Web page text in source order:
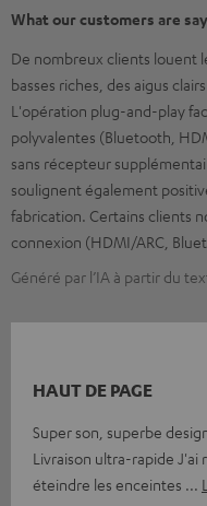
What our customers are
De nombreux clients louent
basses riches, des aigus
L'opération plug-and-play
polyvalentes (Bluetooth,
sans récepteur
soulignent également
fabrication. Certains clients
connexion (HDMI/ARC,
Généré par l’IA à partir du
HAUT DE PAGE
Super son, superbe
Livraison ultra-rapide
éteindre les enceintes